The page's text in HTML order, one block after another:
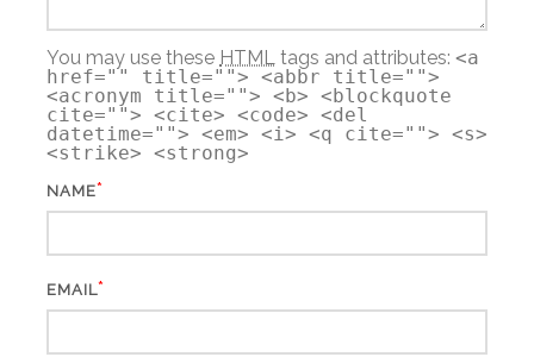
You may use these HTML tags and attributes: <a
href="" title=""> <abbr title="">
<acronym title=""> <b> <blockquote
cite=""> <cite> <code> <del
datetime=""> <em> <i> <q cite=""> <s>
<strike> <strong>
NAME*
EMAIL*